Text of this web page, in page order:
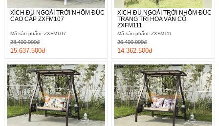
XÍCH ĐU NGOÀI TRỜI NHÔM ĐÚC
CAO CẤP ZXFM107
Mã sản phẩm: ZXFM107
15.637.500đ
28.400.000đ
XÍCH ĐU NGOÀI TRỜI NHÔM ĐÚC
TRANG TRÍ HOA VĂN CỔ
ZXFM111
Mã sản phẩm: ZXFM111
14.362.500đ
26.400.000đ